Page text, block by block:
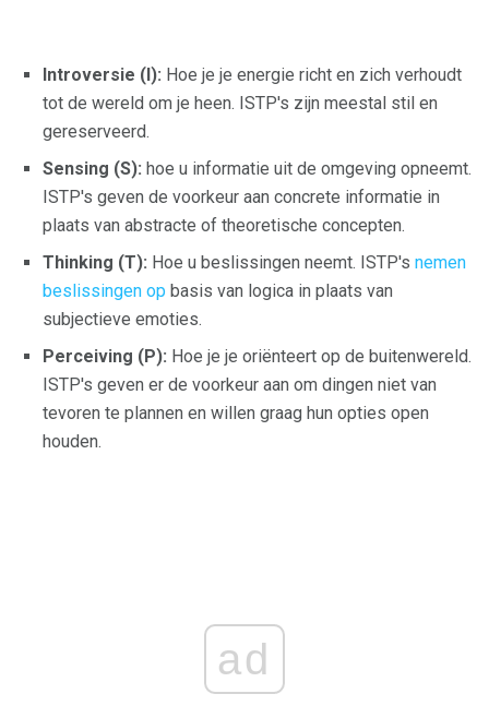
Introversie (I): Hoe je je energie richt en zich verhoudt
tot de wereld om je heen. ISTP's zijn meestal stil en
gereserveerd.
Sensing (S): hoe u informatie uit de omgeving opneemt.
ISTP's geven de voorkeur aan concrete informatie in
plaats van abstracte of theoretische concepten.
Thinking (T): Hoe u beslissingen neemt. ISTP's nemen
beslissingen op basis van logica in plaats van
subjectieve emoties.
Perceiving (P): Hoe je je oriënteert op de buitenwereld.
ISTP's geven er de voorkeur aan om dingen niet van
tevoren te plannen en willen graag hun opties open
houden.
ad